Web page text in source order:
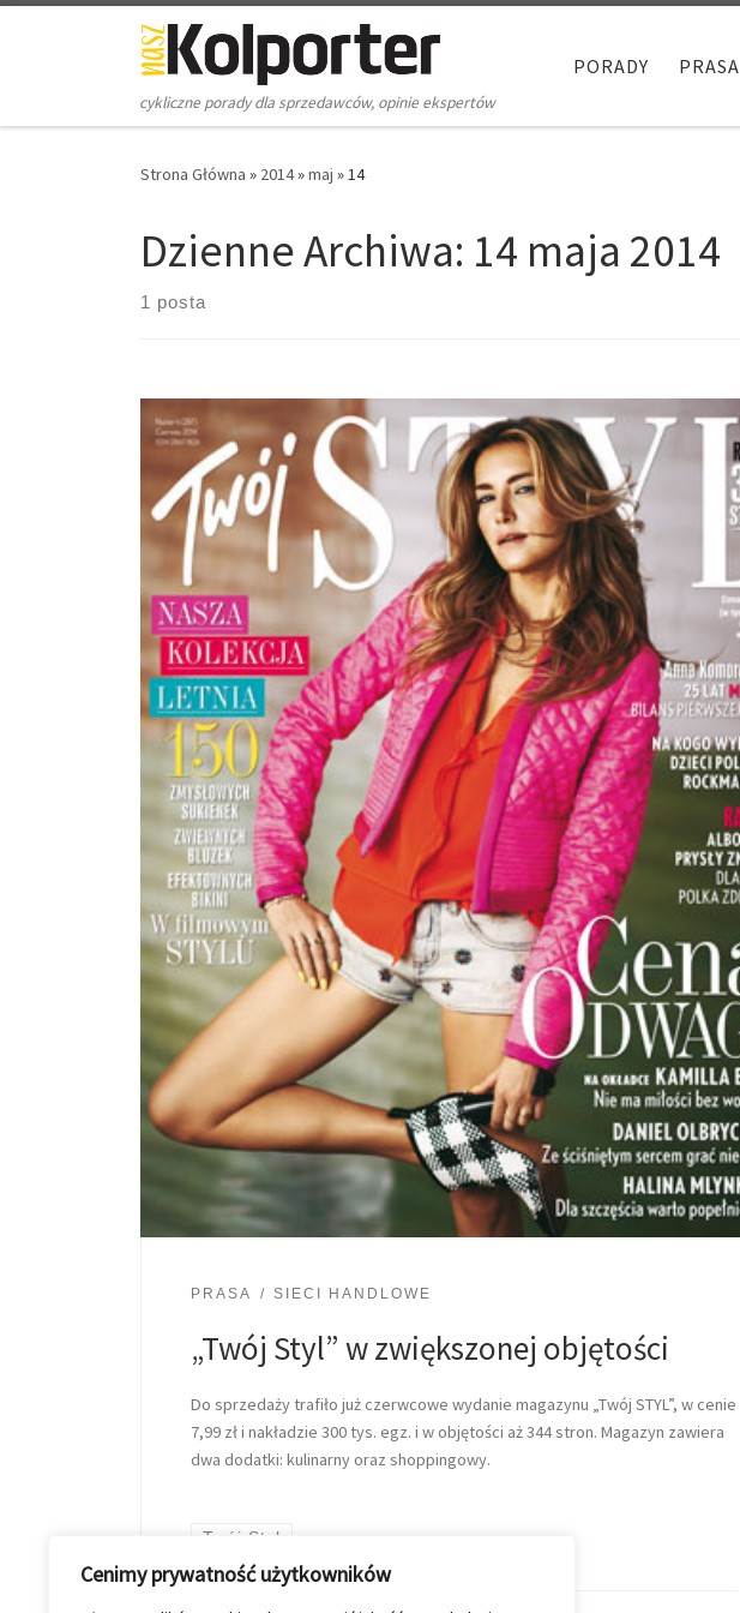
Cenimy prywatność użytkowników
Skip to content
cykliczne porady dla sprzedawców, opinie ekspertów
PORADY PRASA
Strona Główna » 2014»maj »14
Dzienne Archiwa: 14 maja 2014
1 posta
PRASA SIECI HANDLOWE
„Twój Styl” w zwiększonej objętości
Do sprzedaży trafiło już czerwcowe wydanie magazynu „Twój STYL”, w cenie
7,99 zł i nakładzie 300 tys. egz. i w objętości aż 344 stron. Magazyn zawiera
dwa dodatki: kulinarny oraz shoppingowy.
Twój Styl